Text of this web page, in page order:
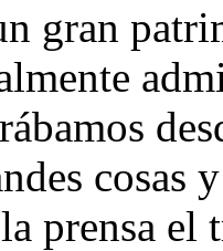
gran
cosas
prensa